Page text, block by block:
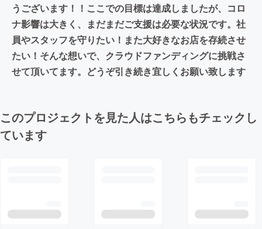
うございます！！ここでの目標は達成しましたが、コロ
ナ影響は大きく、まだまだご支援は必要な状況です。社
員やスタッフを守りたい！また大好きなお店を存続させ
たい！そんな想いで、クラウドファンディングに挑戦さ
せて頂いてます。どうぞ引き続き宜しくお願い致します
このプロジェクトを見た人はこちらもチェックし
ています